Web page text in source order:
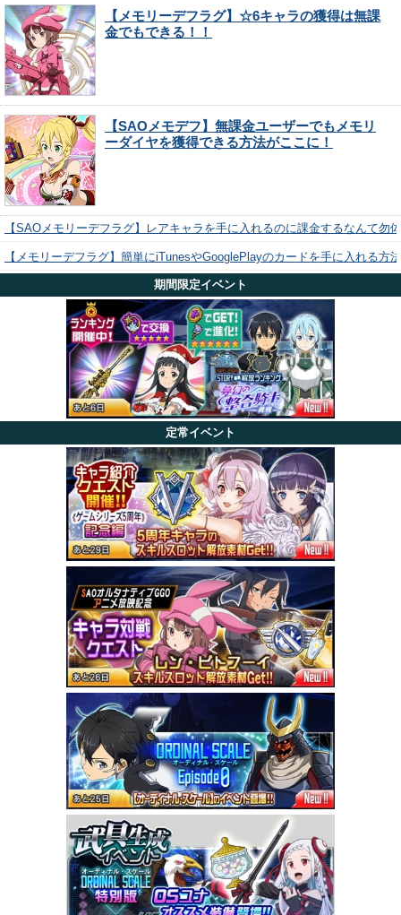
【メモリーデフラグ】☆6キャラの獲得は無課
金でもできる！！
【SAOメモデフ】無課金ユーザーでもメモリ
ーダイヤを獲得できる方法がここに！
【SAOメモリーデフラグ】レアキャラを手に入れるのに課金するなんて勿
【メモリーデフラグ】簡単にiTunesやGooglePlayのカードを手に入れる方
期間限定イベント
定常イベント